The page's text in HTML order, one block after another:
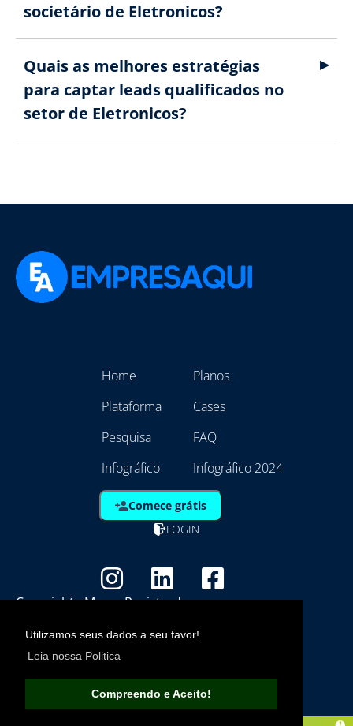
Utilizamos seus dados a seu favor!
Leia nossa Politica
Compreendo e Aceito!
societário de Eletronicos?
Quais as melhores estratégias
para captar leads qualificados no
setor de Eletronicos?
Home
Plataforma
Pesquisa
Infográfico
Planos
Cases
FAQ
Infográfico 2024
Comece grátis
LOGIN
Copyright - Marca Registrada
21.792.257/0001/01